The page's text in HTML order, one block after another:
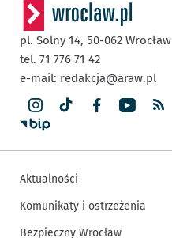
pl. Solny 14, 50-062 Wrocław
tel. 71 776 71 42
e-mail: redakcja@araw.pl
Aktualności
Komunikaty i ostrzeżenia
Bezpieczny Wrocław